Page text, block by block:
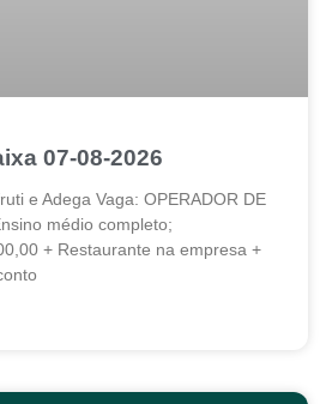
07-08-2026
e Adega Vaga: OPERADOR DE
médio completo;
+ Restaurante na empresa +